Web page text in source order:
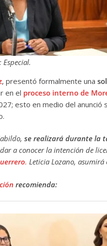
Especial.
, presentó formalmente una
en el proceso interno de
esto en medio del anunció
se realizará durante la
a conocer la intención de
. Leticia Lozano,
recomienda: